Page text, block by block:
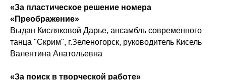
«За пластическое решение номера
«Преображение»
Выдан Кисляковой Дарье, ансамбль современного
танца "Скрим", г.Зеленогорск, руководитель Кисель
Валентина Анатольевна
«За поиск в творческой работе»